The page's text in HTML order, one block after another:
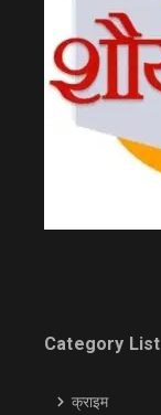
Category List
क्राइम